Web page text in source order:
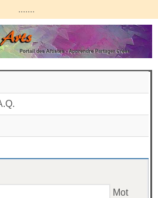
.......
Mot